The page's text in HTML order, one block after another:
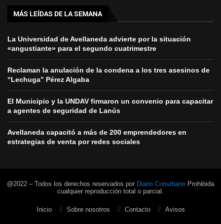
MÁS LEÍDAS DE LA SEMANA
La Universidad de Avellaneda advierte por la situación
«angustiante» para el segundo cuatrimestre
Reclaman la anulación de la condena a los tres asesinos de
“Lechuga” Pérez Algaba
El Municipio y la UNDAV firmaron un convenio para capacitar
a agentes de seguridad de Lanús
Avellaneda capacitó a más de 200 emprendedores en
estrategias de venta por redes sociales
@2022 – Todos los derechos reservados por Diario Conurbano Prohibida
cualquier reproducción total o parcial.
Inicio Sobre nosotros Contacto Avisos